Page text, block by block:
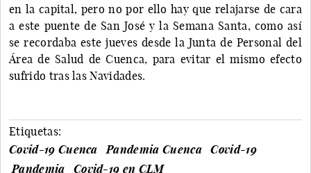
en la capital, pero no por ello hay que relajarse de cara
a este puente de San José y la Semana Santa, como así
se recordaba este jueves desde la Junta de Personal del
Área de Salud de Cuenca, para evitar el mismo efecto
sufrido tras las Navidades.
Etiquetas:
Covid-19 Cuenca
Pandemia Cuenca
Covid-19
Pandemia
Covid-19 en CLM